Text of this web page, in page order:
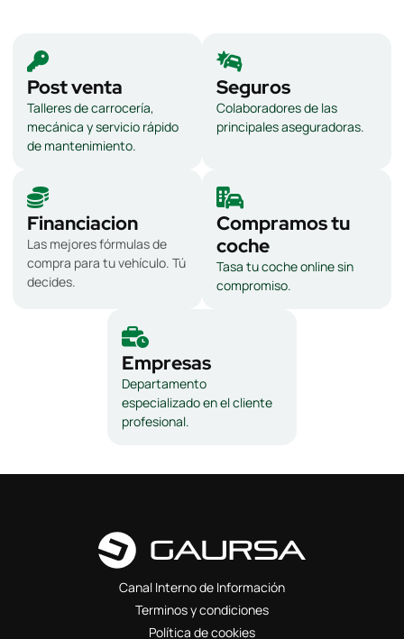
Post venta
Talleres de carrocería,
mecánica y servicio rápido
de mantenimiento.
Seguros
Colaboradores de las
principales aseguradoras.
Financiacion
Las mejores fórmulas de
compra para tu vehículo. Tú
decides.
Compramos tu
coche
Tasa tu coche online sin
compromiso.
Empresas
Departamento
especializado en el cliente
profesional.
Canal Interno de Información
Terminos y condiciones
Política de cookies